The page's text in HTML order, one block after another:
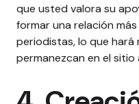
que usted valora su
formar una relación
periodistas, lo que hará
permanezcan en el sitio